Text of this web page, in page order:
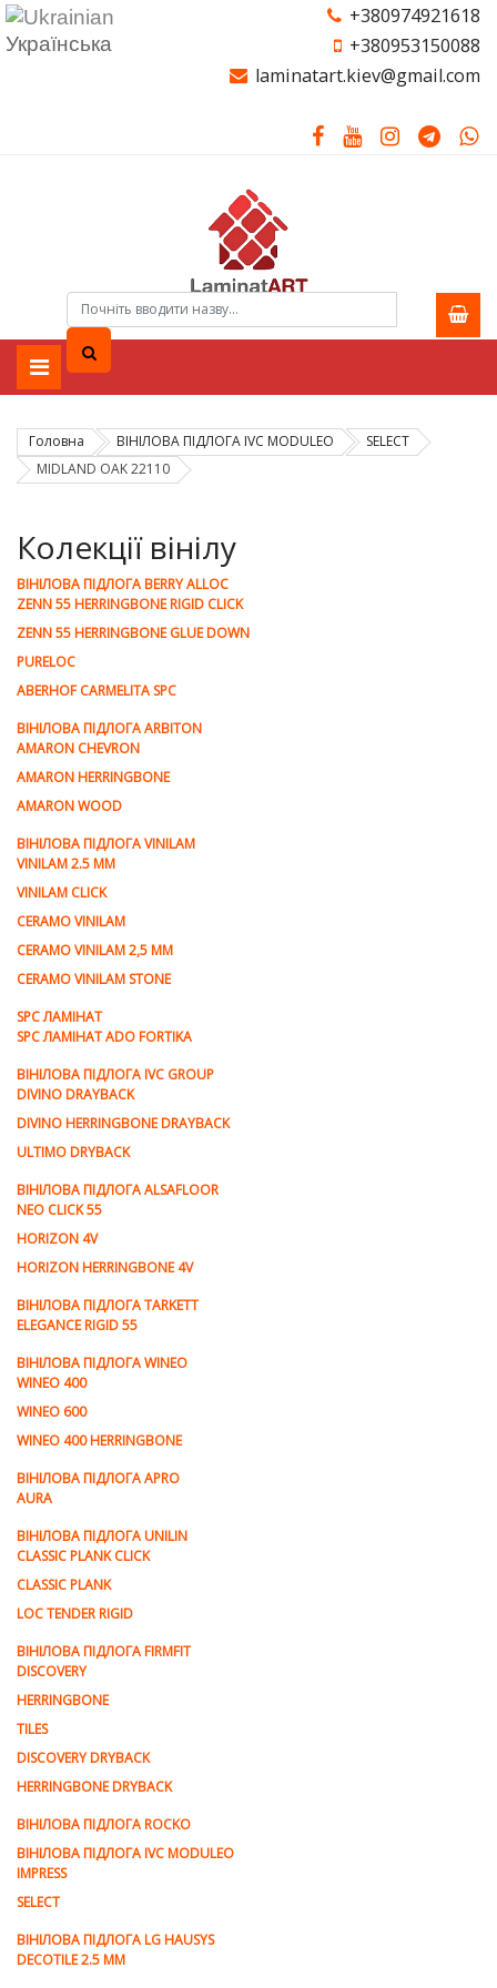
Українська
+380974921618
+380953150088
laminatart.kiev@gmail.com
Головна ВІНІЛОВА ПІДЛОГА IVC MODULEO
SELECT
MIDLAND OAK 22110
Колекції вінілу
ВІНІЛОВА ПІДЛОГА BERRY ALLOC
ZENN 55 HERRINGBONE RIGID CLICK
ZENN 55 HERRINGBONE GLUE DOWN
PURELOC
ABERHOF CARMELITA SPC
ВІНІЛОВА ПІДЛОГА ARBITON
AMARON CHEVRON
AMARON HERRINGBONE
AMARON WOOD
ВІНІЛОВА ПІДЛОГА VINILAM
VINILAM 2.5 MM
VINILAM CLICK
CERAMO VINILAM
CERAMO VINILAM 2,5 MM
CERAMO VINILAM STONE
SPC ЛАМІНАТ
SPC ЛАМІНАТ ADO FORTIKA
ВІНІЛОВА ПІДЛОГА IVC GROUP
DIVINO DRAYBACK
DIVINO HERRINGBONE DRAYBACK
ULTIMO DRYBACK
ВІНІЛОВА ПІДЛОГА ALSAFLOOR
NEO CLICK 55
HORIZON 4V
HORIZON HERRINGBONE 4V
ВІНІЛОВА ПІДЛОГА TARKETT
ELEGANCE RIGID 55
ВІНІЛОВА ПІДЛОГА WINEO
WINEO 400
WINEO 600
WINEO 400 HERRINGBONE
ВІНІЛОВА ПІДЛОГА APRO
AURA
ВІНІЛОВА ПІДЛОГА UNILIN
CLASSIC PLANK CLICK
CLASSIC PLANK
LOC TENDER RIGID
ВІНІЛОВА ПІДЛОГА FIRMFIT
DISCOVERY
HERRINGBONE
TILES
DISCOVERY DRYBACK
HERRINGBONE DRYBACK
ВІНІЛОВА ПІДЛОГА ROCKO
ВІНІЛОВА ПІДЛОГА IVC MODULEO
IMPRESS
SELECT
ВІНІЛОВА ПІДЛОГА LG HAUSYS
DECOTILE 2.5 MM